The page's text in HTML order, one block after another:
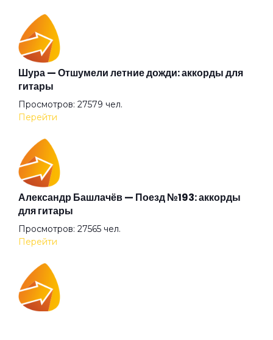
Империя наносит ответный удар
Кайф
Кайфа больше нет
Как разгоняется мир
Квартиры
Колесо истории
Кончилось время стихов
Шура — Отшумели летние дожди: аккорды для
гитары
Просмотров: 27579 чел.
Перейти
Александр Башлачёв — Поезд №193: аккорды
для гитары
Просмотров: 27565 чел.
Перейти